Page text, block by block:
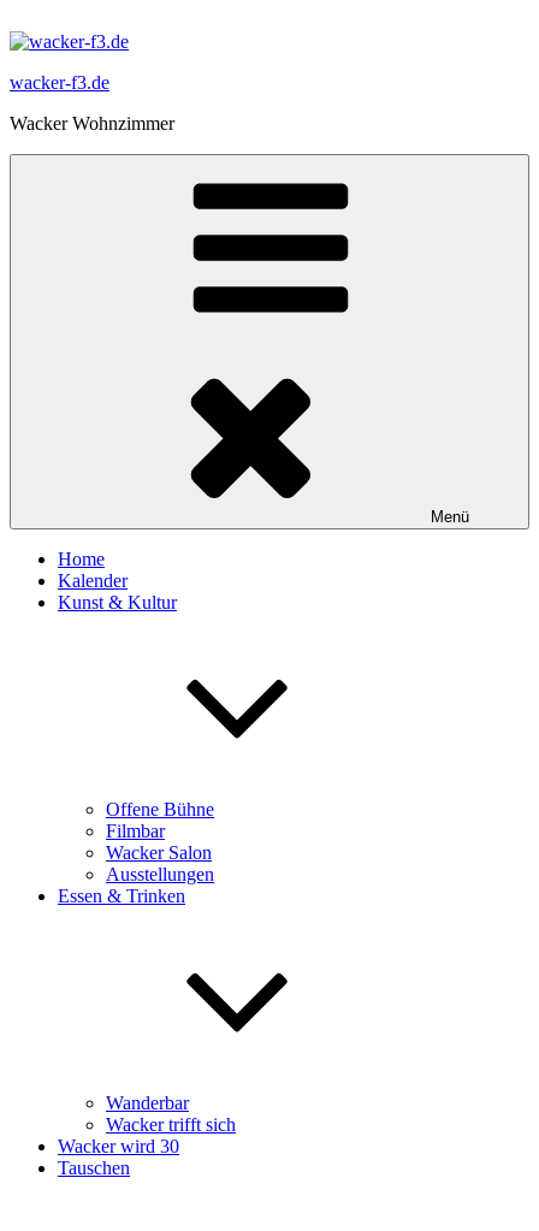
Inhalt
wacker-f3.de
Wacker Wohnzimmer
Menü
Home
Kalender
Kunst & Kultur
Offene Bühne
Filmbar
Wacker Salon
Ausstellungen
Essen & Trinken
Wanderbar
Wacker trifft sich
Wacker wird 30
Tauschen